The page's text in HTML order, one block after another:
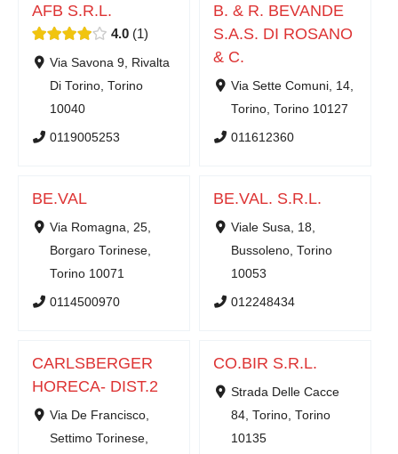
AFB S.R.L.
4.0 1
Via Savona 9, Rivalta
Di Torino, Torino
10040
0119005253
B. & R. BEVANDE
S.A.S. DI ROSANO
& C.
Via Sette Comuni, 14,
Torino, Torino 10127
011612360
BE.VAL
Via Romagna, 25,
Borgaro Torinese,
Torino 10071
0114500970
BE.VAL. S.R.L.
Viale Susa, 18,
Bussoleno, Torino
10053
012248434
CARLSBERGER
HORECA- DIST.2
Via De Francisco,
Settimo Torinese,
CO.BIR S.R.L.
Strada Delle Cacce
84, Torino, Torino
10135